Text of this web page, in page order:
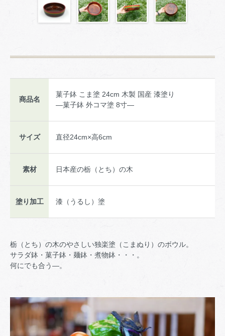
商品名
菓子鉢 こま塗 24cm 木製 国産 漆塗り
―菓子鉢 外コマ塗 8寸―
サイズ 直径24cm×高6cm
素材 日本産の栃（とち）の木
塗り加工 漆（うるし）塗
栃（とち）の木のやさしい独楽塗（こまぬり）のボウル。
サラダ鉢・菓子鉢・麺鉢・煮物鉢・・・。
何にでも合う―。